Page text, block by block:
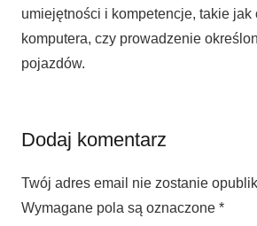
umiejętności i kompetencje, takie jak
komputera, czy prowadzenie
pojazdów.
Dodaj komentarz
Twój adres email nie zostanie
Wymagane pola są oznaczone *